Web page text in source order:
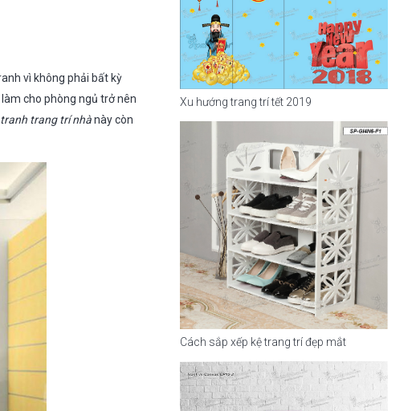
vì không phải bất kỳ
cho phòng ngủ trở nên
tranh trang trí nhànày còn
Xu hướng trang trí tết 2019
Cách sắp xếp kệ trang trí đẹp mắt